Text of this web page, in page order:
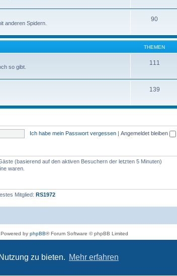
zu bieten. Mehr erfahren
anderen Spidern.
90
THEMEN
so gibt.
111
139
Ich habe mein Passwort vergessen | Angemeldet bleiben
(basierend auf den aktiven Besuchern der letzten 5 Minuten)
waren.
Mitglied: RS1972
Powered by phpBB® Forum Software © phpBB Limited